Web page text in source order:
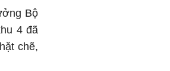
Bộ
4 đã
chẽ,